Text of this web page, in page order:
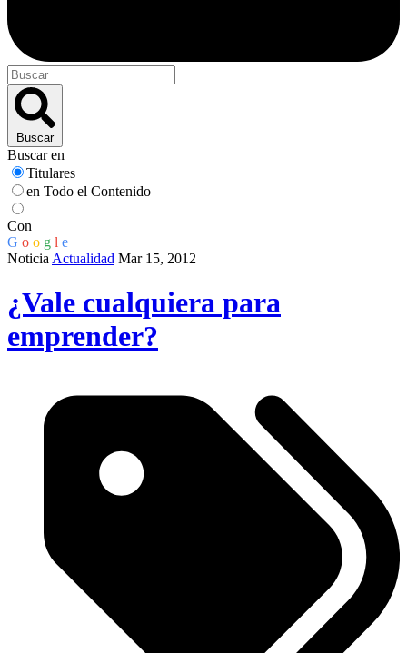
Buscar
Buscar en
Titulares
en Todo el Contenido
Con
G o o g l e
Noticia Actualidad Mar 15, 2012
¿Vale cualquiera para
emprender?